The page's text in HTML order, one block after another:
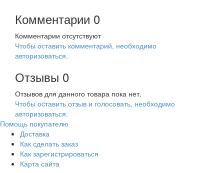
Комментарии 0
Комментарии отсутствуют
Чтобы оставить комментарий, необходимо
авторизоваться.
Отзывы 0
Отзывов для данного товара пока нет.
Чтобы оcтавить отзыв и голосовать, необходимо
авторизоваться.
Помощь покупателю
Доставка
Как сделать заказ
Как зарегистрироваться
Карта сайта